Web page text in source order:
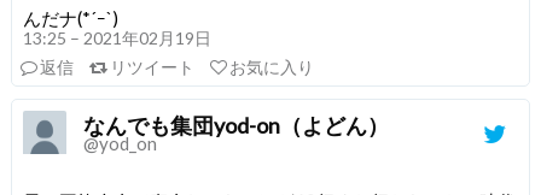
んだナ(*´ｰ`)
13:25 – 2021年02月19日
返信
リツイート お気に入り
なんでも集団yod-on（よどん）
@yod_on